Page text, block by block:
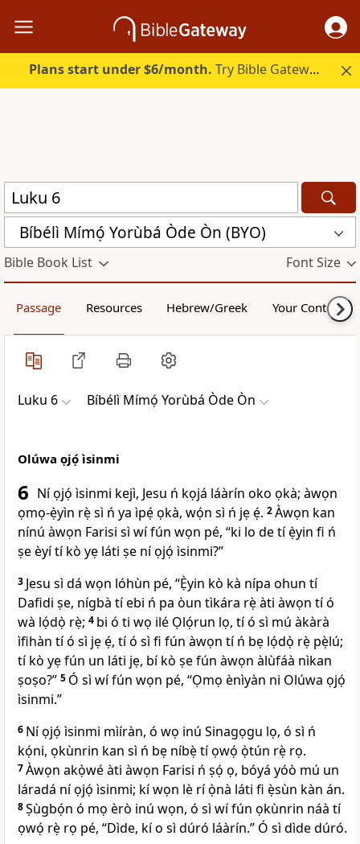
Plans start under $6/month. Try Bible Gateway Plus.
Bíbélì Mímọ́ Yorùbá Òde Òn (BYO)
Bible Book List Font Size
Passage Resources Hebrew/Greek Your Content
Luku 6 Bíbélì Mímọ́ Yorùbá Òde Òn
Olúwa ọjọ́ ìsinmi
6 Ní ọjọ́ ìsinmi kejì, Jesu ń kọjá láàrín oko ọkà; àwọn
ọmọ-ẹ̀yìn rẹ̀ sì ń ya ìpẹ́ ọkà, wọ́n sì ń jẹ ẹ́. 2Àwọn kan
nínú àwọn Farisi sì wí fún wọn pé, “ki lo de tí ẹ̀yin fi ń
ṣe èyí tí kò yẹ láti ṣe ní ọjọ́ ìsinmi?”
3 Jesu sì dá wọn lóhùn pé, “Ẹ̀yin kò kà nípa ohun tí
Dafidi ṣe, nígbà tí ebi ń pa òun tìkára rẹ̀ àti àwọn tí ó
wà lọ́dọ̀ rẹ̀; 4 bi ó ti wọ ilé Ọlọ́run lọ, tí ó sì mú àkàrà
ìfihàn tí ó sì jẹ ẹ́, tí ó sì fi fún àwọn tí ń bẹ lọ́dọ̀ rẹ̀ pẹ̀lú;
tí kò yẹ fún un láti jẹ, bí kò ṣe fún àwọn àlùfáà nìkan
ṣoṣo?” 5 Ó sì wí fún wọn pé, “Ọmọ ènìyàn ni Olúwa ọjọ́
ìsinmi.”
6 Ní ọjọ́ ìsinmi mìíràn, ó wọ inú Sinagọgu lọ, ó sì ń
kọ́ni, ọkùnrin kan sì ń bẹ níbẹ̀ tí ọwọ́ ọ̀tún rẹ̀ rọ.
7Àwọn akọ̀wé àti àwọn Farisi ń ṣọ́ ọ, bóyá yóò mú un
láradá ní ọjọ́ ìsinmi; kí wọn lè rí ọ̀nà láti fi ẹ̀sùn kàn án.
8Ṣùgbọ́n ó mọ èrò inú wọn, ó sì wí fún ọkùnrin náà tí
ọwọ́ rẹ̀ rọ pé, “Dìde, kí o sì dúró láàrín.” Ó sì dìde dúró.